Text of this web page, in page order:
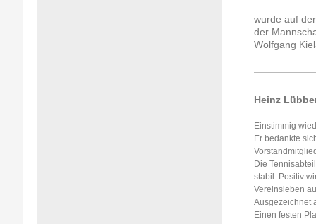
wurde auf
der
Wolfgang
Heinz
Einstimmig
Er bedankte
Die
stabil. Positiv
Vereinsleben
Ausgezeichnet
Einen festen